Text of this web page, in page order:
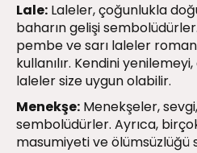
Lale: Laleler, çoğunlukla
baharın gelişi sembolüdürler.
pembe ve sarı laleler
kullanılır. Kendini
laleler size uygun olabilir.
Menekşe: Menekşeler,
sembolüdürler. Ayrıca,
masumiyeti ve ölümsüzlüğü